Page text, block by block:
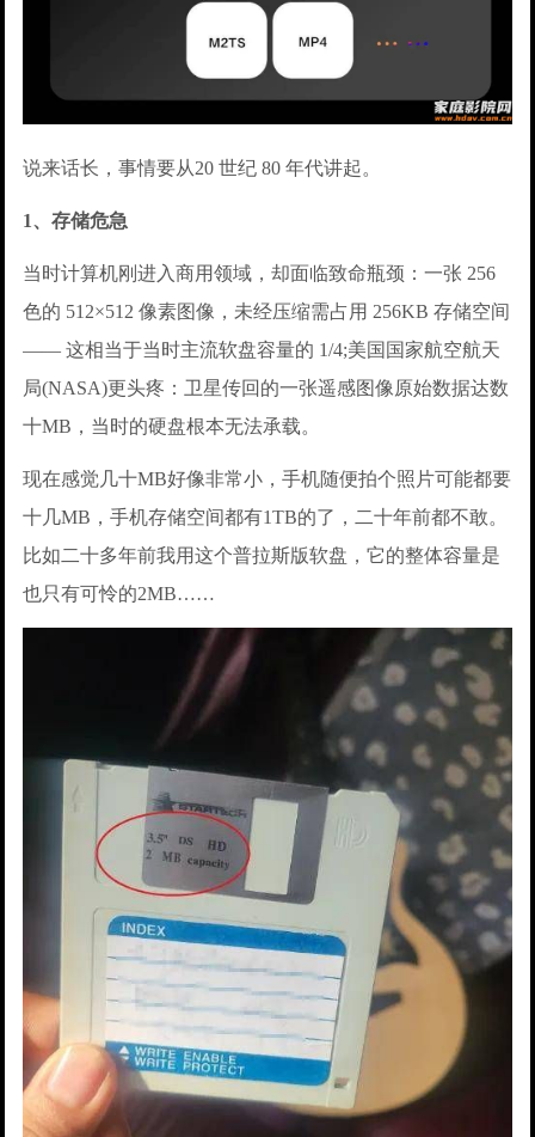
说来话长，事情要从20 世纪 80 年代讲起。
1、存储危急
当时计算机刚进入商用领域，却面临致命瓶颈：一张 256
色的 512×512 像素图像，未经压缩需占用 256KB 存储空间
—— 这相当于当时主流软盘容量的 1/4;美国国家航空航天
局(NASA)更头疼：卫星传回的一张遥感图像原始数据达数
十MB，当时的硬盘根本无法承载。
现在感觉几十MB好像非常小，手机随便拍个照片可能都要
十几MB，手机存储空间都有1TB的了，二十年前都不敢。
比如二十多年前我用这个普拉斯版软盘，它的整体容量是
也只有可怜的2MB……